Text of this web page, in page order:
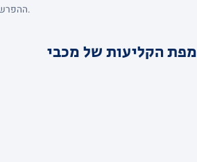
ההפרש מנקודת המבט של מכבי, סל אחרי סל. כחול: מכבי מובילה. השיא: +19, הפיגור העמוק: -6. הנתונים המלאים בטבלת הרבעים למעלה.
מפת הקליעות של מכבי